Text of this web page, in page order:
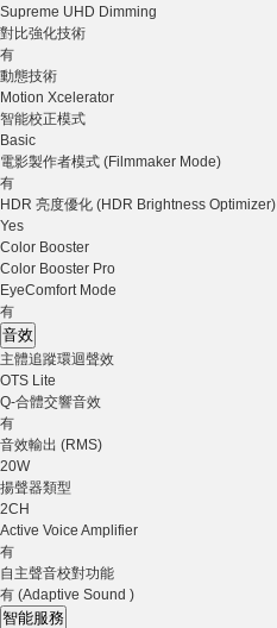
Supreme UHD Dimming
對比強化技術
有
動態技術
Motion Xcelerator
智能校正模式
Basic
電影製作者模式 (Filmmaker Mode)
有
HDR 亮度優化 (HDR Brightness Optimizer)
Yes
Color Booster
Color Booster Pro
EyeComfort Mode
有
音效
主體追蹤環迴聲效
OTS Lite
Q-合體交響音效
有
音效輸出 (RMS)
20W
揚聲器類型
2CH
Active Voice Amplifier
有
自主聲音校對功能
有 (Adaptive Sound )
智能服務